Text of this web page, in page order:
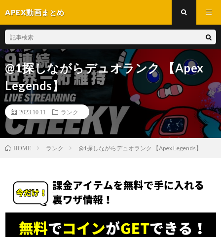
APEX動画まとめ
@1探しながらデュオランク 【Apex
Legends】
2023.10.11 ランク
HOME ランク @1探しながらデュオランク 【Apex Legends】